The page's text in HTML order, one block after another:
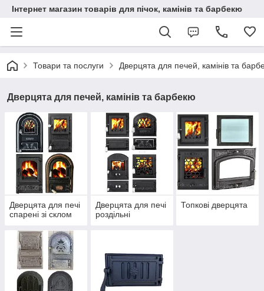
Інтернет магазин товарів для пічок, камінів та барбекю
Товари та послуги Дверцята для печей, камінів та
Дверцята для печей, камінів та барбекю
Дверцята для печі
спарені зі склом
Дверцята для печі
роздільні
Топкові дверцята